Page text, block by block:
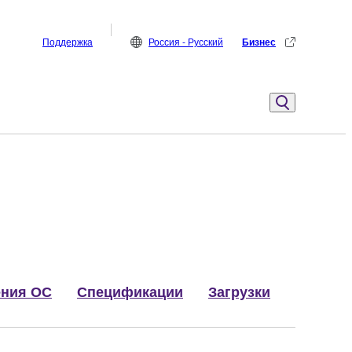
Поддержка Россия - Русский Бизнес
ОС Спецификации Загрузки